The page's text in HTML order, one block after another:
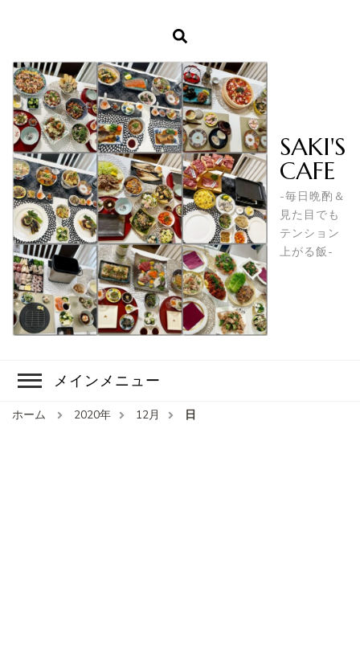
SAKI'S
CAFE
-毎日晩酌＆
見た目でも
テンション
上がる飯-
メインメニュー
ホーム 2020年 12月 日